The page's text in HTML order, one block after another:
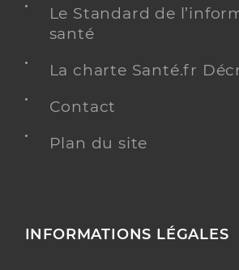
Le Standard de
santé
La charte Santé.fr
Contact
Plan du site
INFORMATIONS LÉGALES